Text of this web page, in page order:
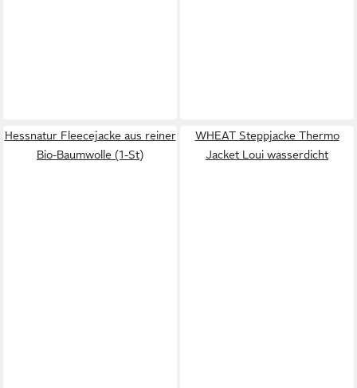
Hessnatur Fleecejacke aus reiner
Bio-Baumwolle (1-St)
WHEAT Steppjacke Thermo
Jacket Loui wasserdicht